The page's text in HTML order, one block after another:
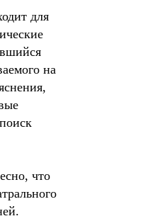
для
на
что